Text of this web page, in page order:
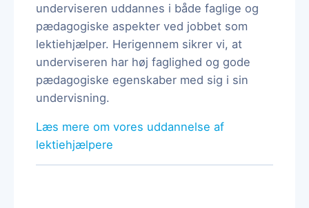
underviseren uddannes i både faglige og
pædagogiske aspekter ved jobbet som
lektiehjælper. Herigennem sikrer vi, at
underviseren har høj faglighed og gode
pædagogiske egenskaber med sig i sin
undervisning.
Læs mere om vores uddannelse af
lektiehjælpere